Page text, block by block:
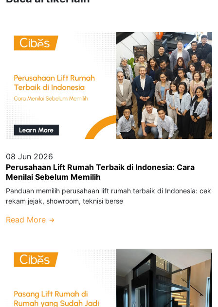
08 Jun 2026
Perusahaan Lift Rumah Terbaik di Indonesia: Cara
Menilai Sebelum Memilih
Panduan memilih perusahaan lift rumah terbaik di Indonesia: cek
rekam jejak, showroom, teknisi berse
Read More